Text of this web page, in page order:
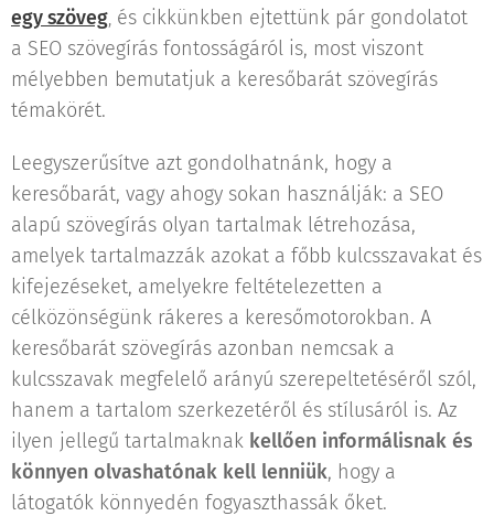
egy szöveg és cikkünkben ejtettünk pár gondolatot
a SEO szövegírás fontosságáról is, most viszont
mélyebben bemutatjuk a keresőbarát szövegírás
témakörét.
Leegyszerűsítve azt gondolhatnánk, hogy a
keresőbarát, vagy ahogy sokan használják: a SEO
alapú szövegírás olyan tartalmak létrehozása,
amelyek tartalmazzák azokat a főbb kulcsszavakat és
kifejezéseket, amelyekre feltételezetten a
célközönségünk rákeres a keresőmotorokban. A
keresőbarát szövegírás azonban nemcsak a
kulcsszavak megfelelő arányú szerepeltetéséről szól,
hanem a tartalom szerkezetéről és stílusáról is. Az
ilyen jellegű tartalmaknak kellően informálisnak és
könnyen olvashatónak kell lenniük, hogy a
látogatók könnyedén fogyaszthassák őket.